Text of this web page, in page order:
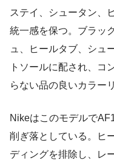
ステイ、シュータン、
統一感を保つ。ブラッ
ュ、ヒールタブ、シュ
トソールに配され、コ
らない品の良いカラー
Nikeはこのモデルで
削ぎ落としている。ヒ
ディングを排除し、レ